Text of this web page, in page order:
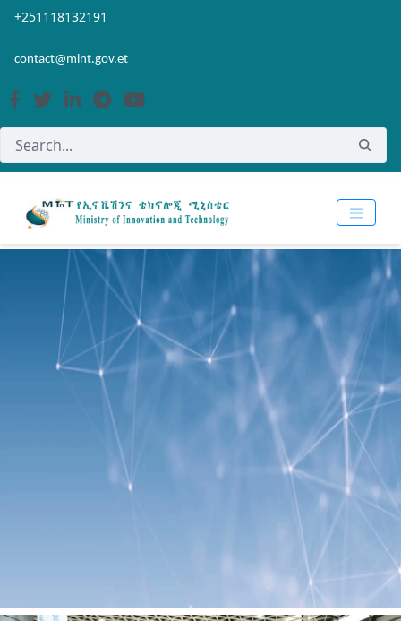
Skip to Main Content
Open Accessibility Menu
+251118132191
contact@mint.gov.et